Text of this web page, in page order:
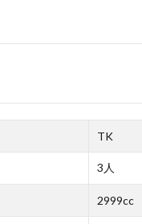
TK
3人
2999cc